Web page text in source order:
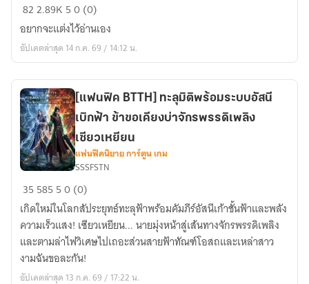
อัศวิน
หมาป่า
ทองคำ
Garo
และ
พ่วง
กับ
ระบบ
แถม
มา
ด้วย
คือ
บันทึก
ไดอารี่
ของ
หลง
ชิง
หยู
ชาย
ผู้
กลับ
มา
เกิด
ใหม่
ใน
โลก
โต้
822.89K 50 (0)
อยากจะแต่งไว้อ่านเอง
อัปเดตล่าสุด 14 ก.ค. 69 / 14:12 น.
ฟิค
BTTH]
ทะลุ
มิติ
พร้อม
ระบบ
[แฟนฟิค BTTH] ทะลุมิติพร้อมระบบอัสนี
เบิกฟ้า ข้าขอเคียงบ่าจักรพรรดิเพลิง
เซียวเหยียน
แฟนฟิคนิยาย การ์ตูน เกม
SSSFSTN
35 585 50 (0)
เกิดใหม่ในโลกสัประยุทธ์ทะลุฟ้าพร้อมคัมภีร์อัสนีเก้าชั้นฟ้าและพลัง
ความเร็วแสง! เซียวเหยียน... นายมุ่งหน้าสู่เส้นทางจักรพรรดิเพลิง
และตามล่าไฟวิเศษไปเถอะส่วนสายฟ้าทัณฑ์โอสถและเหล่าสาว
งามฉันขอละกัน!
อัปเดตล่าสุด 13 ก.ค. 69 / 17:22 น.